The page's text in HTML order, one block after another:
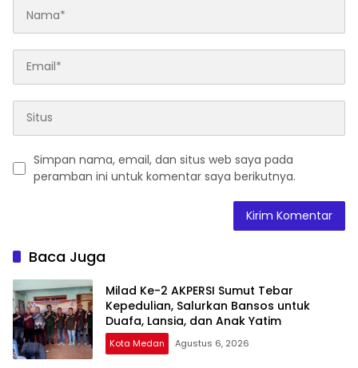
Simpan nama, email, dan situs web saya pada
peramban ini untuk komentar saya berikutnya.
Baca Juga
Milad Ke-2 AKPERSI Sumut Tebar
Kepedulian, Salurkan Bansos untuk
Duafa, Lansia, dan Anak Yatim
Kota Medan Agustus 6, 2026